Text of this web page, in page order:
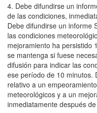
4. Debe difundirse un
de las condiciones,
Debe difundirse un informe
las condiciones
mejoramiento ha persistido
se mantenga si fuese
difusión para indicar las
ese período de 10 minutos.
relativo a un
meteorológicos y a un
inmediatamente después